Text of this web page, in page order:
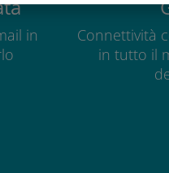
in
Connettività
in tutto il